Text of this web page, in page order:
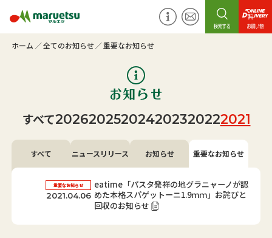
ホーム 全てのお知らせ 重要なお知らせ
すべて202620252024202320222021
すべて ニュースリリース お知らせ 重要なお知らせ
重要なお知らせ
2021.04.06
eatime「パスタ発祥の地グラニャーノが認
めた本格スパゲットーニ1.9ｍｍ」お詫びと
回収のお知らせ